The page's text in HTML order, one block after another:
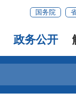
国务院
政务公开